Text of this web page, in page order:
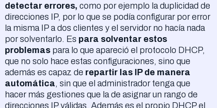
detectar errores, como por ejemplo la duplicidad de
direcciones IP, por lo que se podía configurar por error
la misma IP a dos clientes y el servidor no hacía nada
por solventarlo. Es para solventar estos
problemas para lo que apareció el protocolo DHCP,
que no solo hace estas configuraciones, sino que
además es capaz de repartir las IP de manera
automática, sin que el administrador tenga que
hacer más gestiones que la de asignar un rango de
direcciones IP válidas. Además es el propio DHCP el